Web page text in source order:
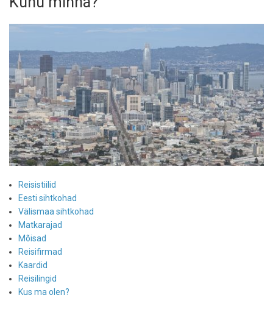
Ida
Reisistiilid
Eesti sihtkohad
Välismaa sihtkohad
Matkarajad
Mõisad
Reisifirmad
Kaardid
Reisilingid
Kus ma olen?